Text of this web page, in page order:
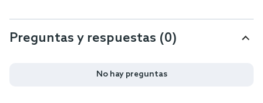
Preguntas y respuestas (0)
No hay preguntas